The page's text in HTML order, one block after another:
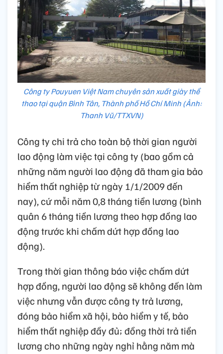
Công ty Pouyuen Việt Nam chuyên sản xuất giày thể
thao tại quận Bình Tân, Thành phố Hồ Chí Minh (Ảnh:
Thanh Vũ/TTXVN)
Công ty chi trả cho toàn bộ thời gian người
lao động làm việc tại công ty (bao gồm cả
những năm người lao động đã tham gia bảo
hiểm thất nghiệp từ ngày 1/1/2009 đến
nay), cứ mỗi năm 0,8 tháng tiền lương (bình
quân 6 tháng tiền lương theo hợp đồng lao
động trước khi chấm dứt hợp đồng lao
động).
Trong thời gian thông báo việc chấm dứt
hợp đồng, người lao động sẽ không đến làm
việc nhưng vẫn được công ty trả lương,
đóng bảo hiểm xã hội, bảo hiểm y tế, bảo
hiểm thất nghiệp đầy đủ; đồng thời trả tiền
lương cho những ngày nghỉ hằng năm mà